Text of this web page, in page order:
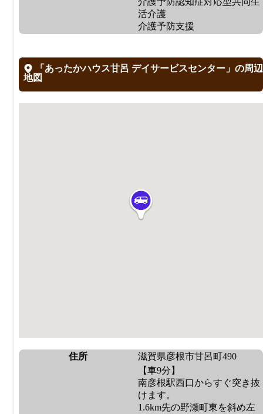
活介護
介護予防支援
「あったかハウス甘呂 デイサービスセンター」の周辺
地図
住所 滋賀県彦根市甘呂町490
【車9分】
南彦根駅西口からすぐ突き抜
けます。
1.6km先の野瀬町東を斜め左